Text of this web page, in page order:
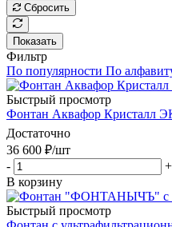
Сбросить
Показать
Фильтр
По популярности По
Быстрый просмотр
Фонтан Аквафор Кристалл
Достаточно
36 600 ₽/шт
-
+
В корзину
Быстрый просмотр